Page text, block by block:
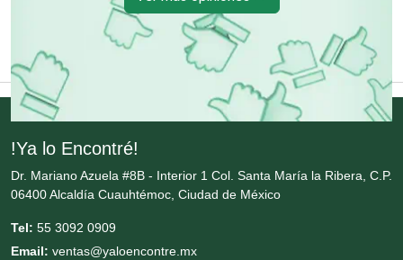
Enfermedades de la Piel
Enfermeras
Envases y Empaques
!Ya lo Encontré!
Dr. Mariano Azuela #8B - Interior 1 Col. Santa María la Ribera, C.P.
06400 Alcaldía Cuauhtémoc, Ciudad de México
Tel: 55 3092 0909
Email: ventas@yaloencontre.mx